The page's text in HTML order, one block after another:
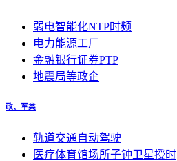
弱电智能化NTP时频
电力能源工厂
金融银行证券PTP
地震局等政企
政、军类
轨道交通自动驾驶
医疗体育馆场所子钟卫星授时